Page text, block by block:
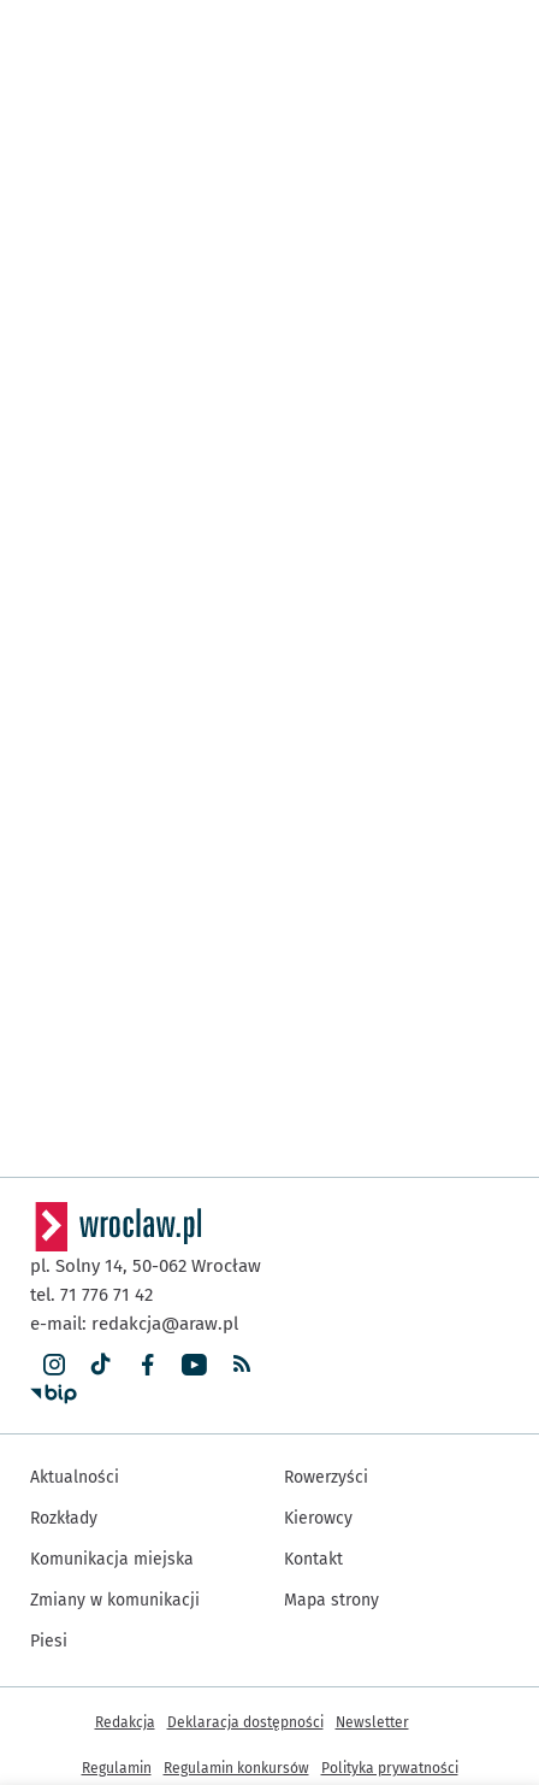
pl. Solny 14, 50-062 Wrocław
tel. 71 776 71 42
e-mail: redakcja@araw.pl
Aktualności
Rozkłady
Komunikacja miejska
Zmiany w komunikacji
Piesi
Rowerzyści
Kierowcy
Kontakt
Mapa strony
Inne informacje
Redakcja Deklaracja dostępności Newsletter
Regulamin Regulamin konkursów Polityka prywatności